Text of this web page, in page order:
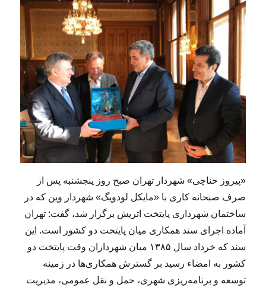
«پیروز حناچی» شهردار تهران صبح روز پنجشنبه پس از
صرف صبحانه کاری با «مایکل لودویگ» شهردار وین که در
ساختمان شهرداری پایتخت اتریش برگزار شد، گفت: تهران
آماده اجرای سند همکاری میان پایتخت دو کشور است. این
سند که خرداد سال ۱۳۸۵ میان شهرداران وقت پایتخت دو
کشور به امضاء رسید بر گسترش همکاری‌ها در زمینه‌
توسعه و برنامه‌ریزی شهری، حمل و نقل عمومی، مدیریت